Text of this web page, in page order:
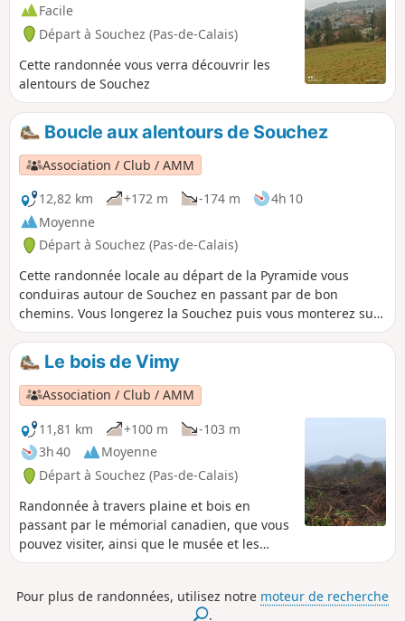
Facile
Départ à Souchez (Pas-de-Calais)
Cette randonnée vous verra découvrir les
alentours de Souchez
Boucle aux alentours de Souchez
Association / Club / AMM
12,82 km
+172 m -174 m
4h 10
Moyenne
Départ à Souchez (Pas-de-Calais)
Cette randonnée locale au départ de la Pyramide vous
conduiras autour de Souchez en passant par de bon
chemins. Vous longerez la Souchez puis vous monterez sur
le site de Notre-Dame de Lorette avant de revenir sur le
village en traversant le Parc Cassin.
Le bois de Vimy
Association / Club / AMM
11,81 km
+100 m
-103 m
3h 40
Moyenne
Départ à Souchez (Pas-de-Calais)
Randonnée à travers plaine et bois en
passant par le mémorial canadien, que vous
pouvez visiter, ainsi que le musée et les
tranchées (sur réservation).
Pour plus de randonnées, utilisez notre moteur de recherche
.